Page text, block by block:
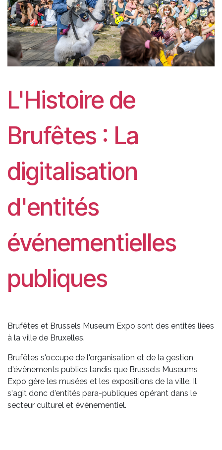
L'Histoire de
Brufêtes : La
digitalisation
d'entités
événementielles
publiques
Brufêtes et Brussels Museum Expo sont des entités liées
à la ville de Bruxelles.
Brufêtes s'occupe de l'organisation et de la gestion
d'évènements publics tandis que Brussels Museums
Expo gère les musées et les expositions de la ville. Il
s'agit donc d'entités para-publiques opérant dans le
secteur culturel et événementiel.